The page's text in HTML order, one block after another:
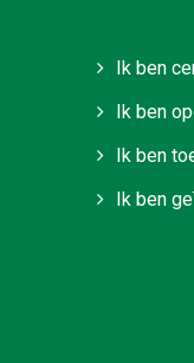
Ik ben
Ik ben
Ik ben
Ik ben